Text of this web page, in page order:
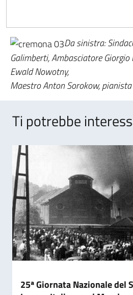
Da sinistra:
Galimberti, Ambasciatore
Ewald Nowotny,
Maestro Anton Sorokow,
Ti potrebbe
25ª Giornata Nazionale del